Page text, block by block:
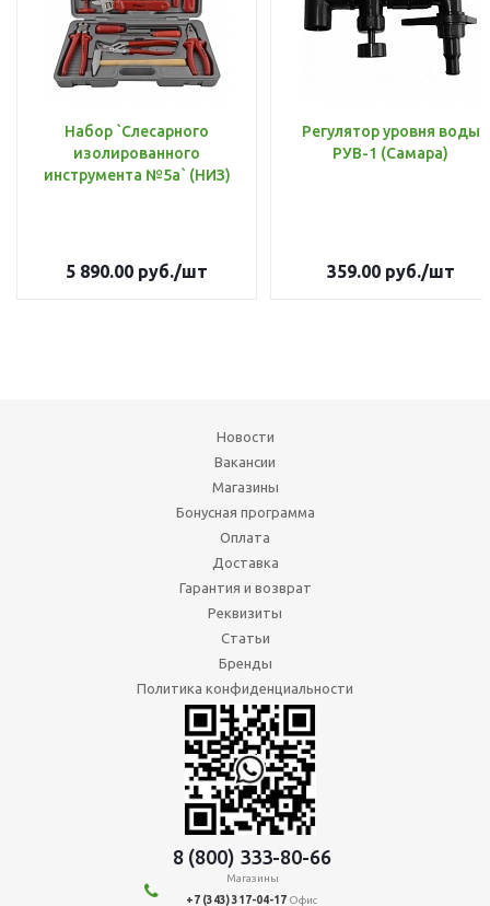
Набор `Слесарного
изолированного
инструмента №5а` (НИЗ)
5 890.00 руб./шт
Регулятор уровня воды
РУВ-1 (Самара)
359.00руб./шт
Новости
Вакансии
Магазины
Бонусная программа
Оплата
Доставка
Гарантия и возврат
Реквизиты
Статьи
Бренды
Политика конфиденциальности
8 (800) 333-80-66
Магазины
+7 (343) 317-04-17 Офис